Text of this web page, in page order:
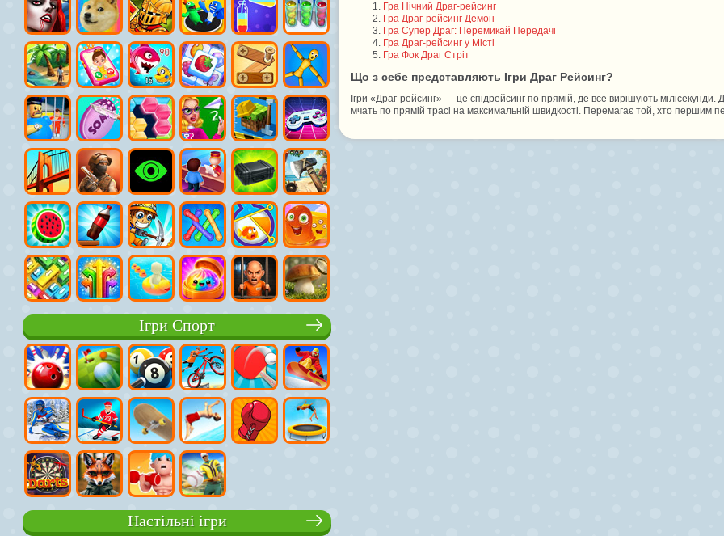
Ігри Спорт
Настільні ігри
Гра Нічний Драг-рейсинг
Гра Драг-рейсинг Демон
Гра Супер Драг: Перемикай Передачі
Гра Драг-рейсинг у Місті
Гра Фок Драг Стріт
Що з себе представляють Ігри Драг Рейсинг?
Ігри «Драг-рейсинг» — це спідрейсинг по прямій, де все вирішують
мчать по прямій трасі на максимальній швидкості. Перемагає той, хто першим